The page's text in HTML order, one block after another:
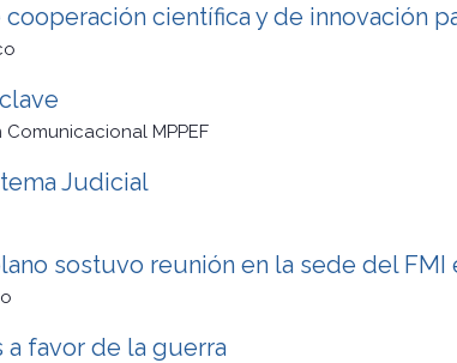
cooperación científica y de innovación
MPPEF
Judicial
sostuvo reunión en la sede del FMI
a favor de la guerra